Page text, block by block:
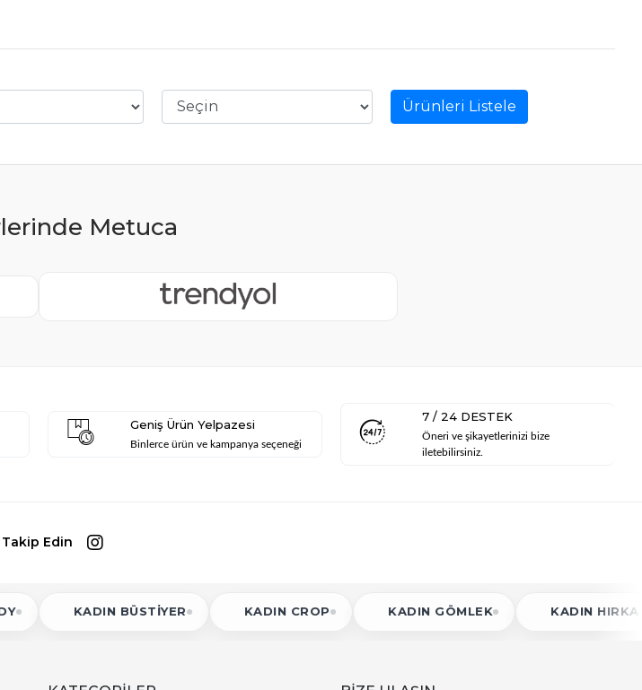
Ürünleri Listele
Geniş Ürün Yelpazesi
Binlerce ürün ve kampanya seçeneği
7 / 24 DESTEK
Öneri ve şikayetlerinizi bize
iletebilirsiniz.
Takip Edin
BÜSTIYER KADIN CROP KADIN GÖMLEK KADIN HIRKA